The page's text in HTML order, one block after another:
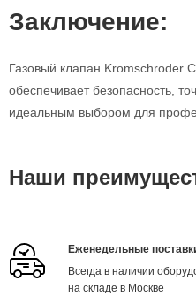
Заключение:
Газовый клапан Kromschroder
обеспечивает безопасность,
идеальным выбором для
Наши
Еженедельные
Всегда в наличии
на складе в Москве